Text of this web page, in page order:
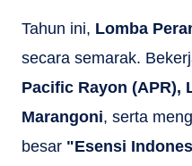
Tahun ini, Lomba
secara semarak.
Pacific Rayon (APR),
Marangoni, serta
besar "Esensi